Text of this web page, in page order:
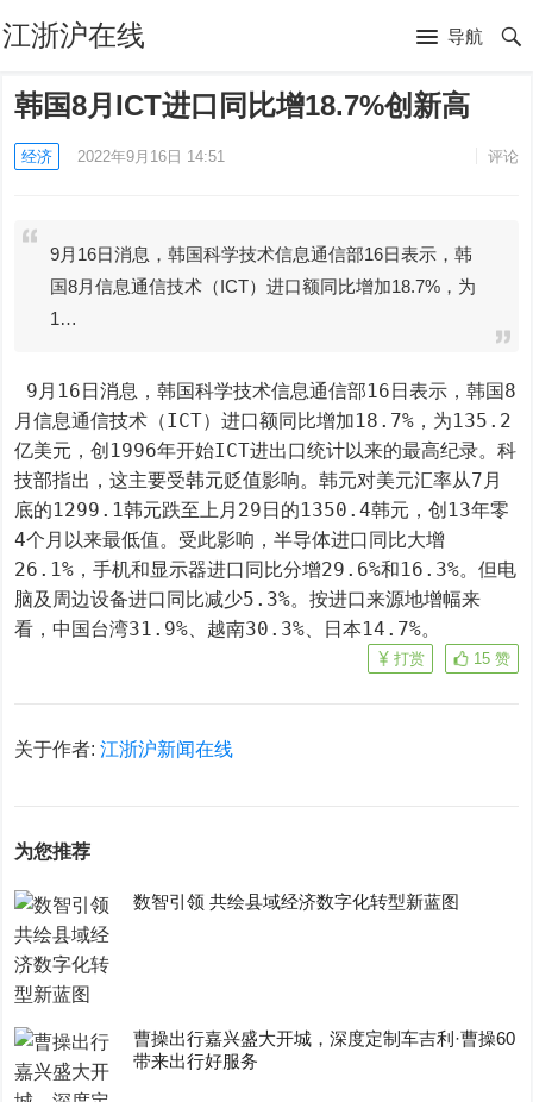
江浙沪在线 导航
韩国8月ICT进口同比增18.7%创新高
经济 2022年9月16日 14:51 评论
9月16日消息，韩国科学技术信息通信部16日表示，韩
国8月信息通信技术（ICT）进口额同比增加18.7%，为
1…
月信息通信技术（ICT）进口额同比增加18.7%，为135.2
亿美元，创1996年开始ICT进出口统计以来的最高纪录。科
技部指出，这主要受韩元贬值影响。韩元对美元汇率从7月
底的1299.1韩元跌至上月29日的1350.4韩元，创13年零
4个月以来最低值。受此影响，半导体进口同比大增
26.1%，手机和显示器进口同比分增29.6%和16.3%。但电
脑及周边设备进口同比减少5.3%。按进口来源地增幅来
看，中国台湾31.9%、越南30.3%、日本14.7%。
15 赞
打赏
关于作者:江浙沪新闻在线
为您推荐
数智引领 共绘县域经济数字化转型新蓝图
曹操出行嘉兴盛大开城，深度定制车吉利·曹操60
带来出行好服务